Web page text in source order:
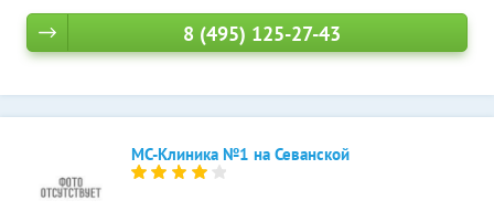
8 (495) 125-27-43
МС-Клиника №1 на Севанской